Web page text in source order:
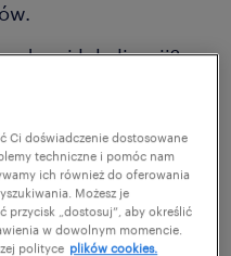
danej lokalizacji?
albo słowa
zostały zapisane
Ci doświadczenie dostosowane
techniczne i pomóc nam
ich również do oferowania
Możesz je
przycisk „dostosuj”, aby określić
w dowolnym momencie.
polityce plików cookies.